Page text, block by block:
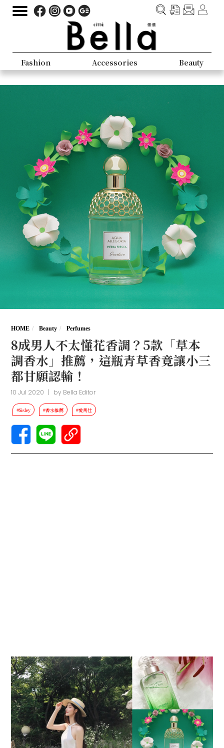
Fashion Accessories Beauty
HOME Beauty Perfumes
8成男人不太懂花香調？5款「草本
調香水」推薦，這瓶青草香竟讓小三
都甘願認輸！
10 Jul 2020 | by Bella Editor
#Sisley #香水推薦 #愛馬仕